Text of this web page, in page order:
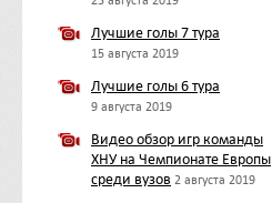
Лучшие голы 7 тура
15 августа 2019
Лучшие голы 6 тура
9 августа 2019
Видео обзор игр команды
ХНУ на Чемпионате Европы
среди вузов 2 августа 2019